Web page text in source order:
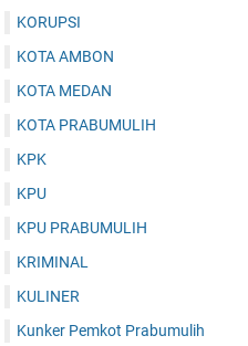
KORUPSI
KOTA AMBON
KOTA MEDAN
KOTA PRABUMULIH
KPK
KPU
KPU PRABUMULIH
KRIMINAL
KULINER
Kunker Pemkot Prabumulih